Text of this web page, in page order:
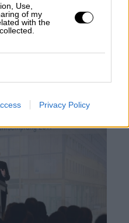
Use,
of my
with the
Privacy Policy
precipita el anuncio
en la política alemana
SEGURA
mismo autor/a
2018